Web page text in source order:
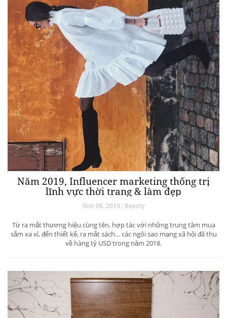
Năm 2019, Influencer marketing thống trị
lĩnh vực thời trang & làm đẹp
Nov 08, 2019 / Beauty
Từ ra mắt thương hiệu cùng tên, hợp tác với những trung tâm mua
sắm xa xỉ, đến thiết kế, ra mắt sách… các ngôi sao mạng xã hội đã thu
về hàng tỷ USD trong năm 2018.